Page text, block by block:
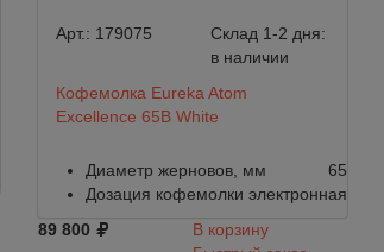
Арт.: 179075
Склад 1-2 дня:
в наличии
Кофемолка Eureka Atom
Excellence 65B White
Диаметр жерновов, мм
65
Дозация кофемолки электронная
89 800
В корзину